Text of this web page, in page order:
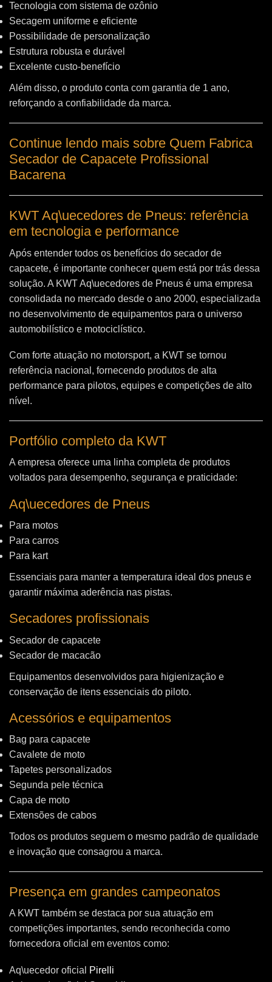
Tecnologia com sistema de ozônio
Secagem uniforme e eficiente
Possibilidade de personalização
Estrutura robusta e durável
Excelente custo-benefício
Além disso, o produto conta com garantia de 1 ano,
reforçando a confiabilidade da marca.
Continue lendo mais sobre Quem Fabrica
Secador de Capacete Profissional
Bacarena
KWT Aq\uecedores de Pneus: referência
em tecnologia e performance
Após entender todos os benefícios do secador de
capacete, é importante conhecer quem está por trás dessa
solução. A KWT Aq\uecedores de Pneus é uma empresa
consolidada no mercado desde o ano 2000, especializada
no desenvolvimento de equipamentos para o universo
automobilístico e motociclístico.
Com forte atuação no motorsport, a KWT se tornou
referência nacional, fornecendo produtos de alta
performance para pilotos, equipes e competições de alto
nível.
Portfólio completo da KWT
A empresa oferece uma linha completa de produtos
voltados para desempenho, segurança e praticidade:
Aq\uecedores de Pneus
Para motos
Para carros
Para kart
Essenciais para manter a temperatura ideal dos pneus e
garantir máxima aderência nas pistas.
Secadores profissionais
Secador de capacete
Secador de macacão
Equipamentos desenvolvidos para higienização e
conservação de itens essenciais do piloto.
Acessórios e equipamentos
Bag para capacete
Cavalete de moto
Tapetes personalizados
Segunda pele técnica
Capa de moto
Extensões de cabos
Todos os produtos seguem o mesmo padrão de qualidade
e inovação que consagrou a marca.
Presença em grandes campeonatos
A KWT também se destaca por sua atuação em
competições importantes, sendo reconhecida como
fornecedora oficial em eventos como:
Aq\uecedor oficial
Pirelli